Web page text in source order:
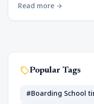
Read more arrow_forward
sellPopular Tags
#Boarding School